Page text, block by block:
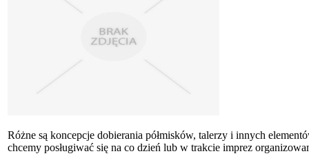
Różne są koncepcje dobierania półmisków, talerzy i innych
chcemy posługiwać się na co dzień lub w trakcie imprez